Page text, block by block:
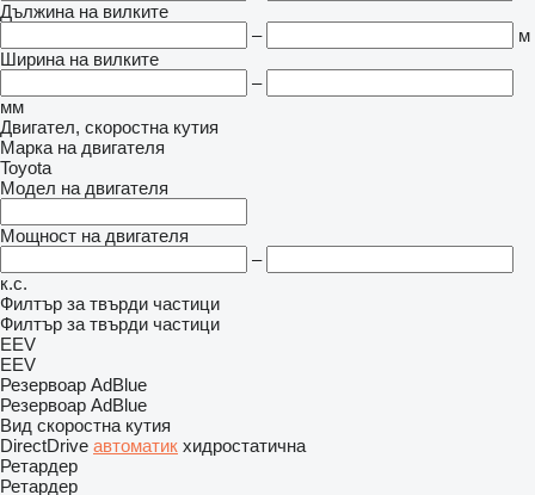
Дължина на вилките
–
м
Ширина на вилките
–
мм
Двигател, скоростна кутия
Марка на двигателя
Toyota
Модел на двигателя
Мощност на двигателя
–
к.с.
Филтър за твърди частици
Филтър за твърди частици
EEV
EEV
Резервоар AdBlue
Резервоар AdBlue
Вид скоростна кутия
DirectDrive автоматик хидростатична
Ретардер
Ретардер